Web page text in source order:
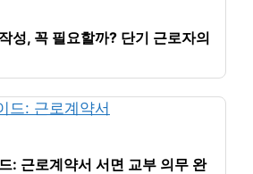
성, 꼭 필요할까? 단기 근로자의
: 근로계약서 서면 교부 의무 완